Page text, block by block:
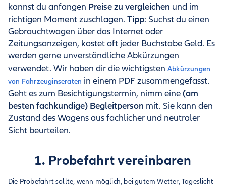
kannst du anfangen Preise zu vergleichen und im
richtigen Moment zuschlagen. Tipp: Suchst du einen
Gebrauchtwagen über das Internet oder
Zeitungsanzeigen, kostet oft jeder Buchstabe Geld. Es
werden gerne unverständliche Abkürzungen
verwendet. Wir haben dir die wichtigsten Abkürzungen
von Fahrzeuginseraten in einem PDF zusammengefasst.
Geht es zum Besichtigungstermin, nimm eine(am
besten fachkundige) Begleitperson mit. Sie kann den
Zustand des Wagens aus fachlicher und neutraler
Sicht beurteilen.
1. Probefahrt vereinbaren
Die Probefahrt sollte, wenn möglich, bei gutem Wetter, Tageslicht